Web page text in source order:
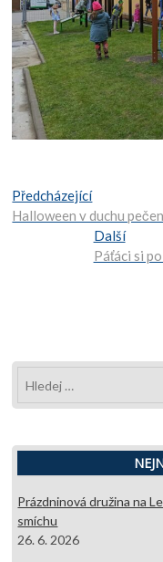
Navigace
pro
příspěvek
Předcházející
Halloween v duchu
DalšíDalší:
Páťáci si
Prázdninová družina na
smíchu
26. 6. 2026